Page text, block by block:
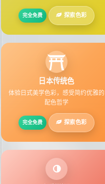
完全免费 探索色彩
日本传统色
体验日式美学色彩，感受简约优雅的
配色哲学
完全免费 探索色彩